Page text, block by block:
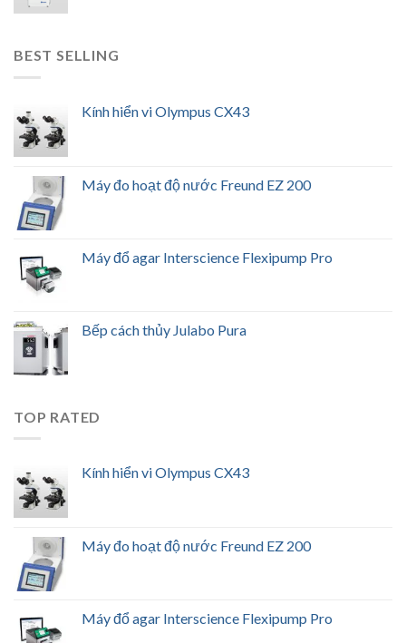
BEST SELLING
Kính hiển vi Olympus CX43
Máy đo hoạt độ nước Freund EZ 200
Máy đổ agar Interscience Flexipump Pro
Bếp cách thủy Julabo Pura
TOP RATED
Kính hiển vi Olympus CX43
Máy đo hoạt độ nước Freund EZ 200
Máy đổ agar Interscience Flexipump Pro